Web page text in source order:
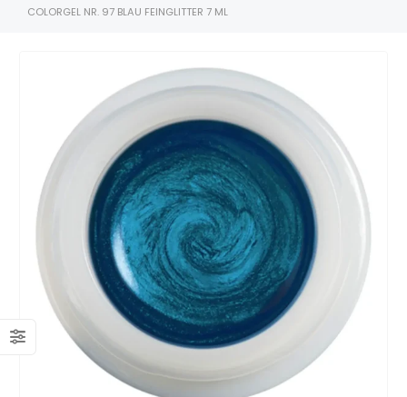
COLORGEL NR. 97 BLAU FEINGLITTER 7 ML